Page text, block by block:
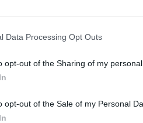
Data Processing Opt Outs
opt-out of the Sharing of my personal
opt-out of the Sale of my Personal